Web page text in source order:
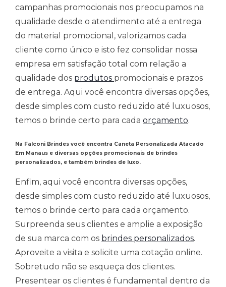
campanhas promocionais nos preocupamos na
qualidade desde o atendimento até a entrega
do material promocional, valorizamos cada
cliente como único e isto fez consolidar nossa
empresa em satisfação total com relação a
qualidade dos produtos promocionais e prazos
de entrega. Aqui você encontra diversas opções,
desde simples com custo reduzido até luxuosos,
temos o brinde certo para cada orçamento.
Na Falconi Brindes você encontra Caneta Personalizada Atacado
Em Manaus e diversas opções promocionais de brindes
personalizados, e também brindes de luxo.
Enfim, aqui você encontra diversas opções,
desde simples com custo reduzido até luxuosos,
temos o brinde certo para cada orçamento.
Surpreenda seus clientes e amplie a exposição
de sua marca com os brindes personalizados.
Aproveite a visita e solicite uma cotação online.
Sobretudo não se esqueça dos clientes.
Presentear os clientes é fundamental dentro da